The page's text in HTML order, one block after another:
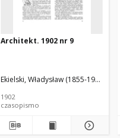
Architekt. 1902 nr 9
Ekielski, Władysław (1855-1927). Red.
1902
czasopismo